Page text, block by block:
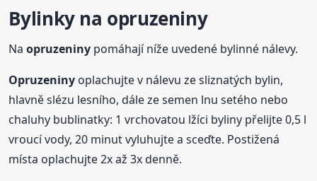
Bylinky na opruzeniny
Naopruzeniny pomáhají níže uvedené bylinné nálevy.
Opruzeniny oplachujte v nálevu ze sliznatých bylin,
hlavně slézu lesního, dále ze semen lnu setého nebo
chaluhy bublinatky: 1 vrchovatou lžíci byliny přelijte 0,5 l
vroucí vody, 20 minut vyluhujte a sceďte. Postižená
místa oplachujte 2x až 3x denně.